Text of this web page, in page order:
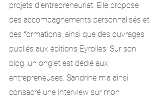
projets d'entrepreneuriat. Elle propose
des accompagnements personnalisés et
des formations, ainsi que des ouvrages
publiés aux éditions Eyrolles. Sur son
blog, un onglet est dédié aux
entrepreneuses. Sandrine m'a ainsi
consacré une interview sur mon